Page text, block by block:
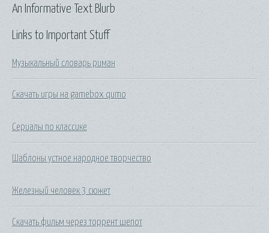
Links to Important Stuff
Музыкальный словарь риман
Скачать игры на gamebox qumo
Сериалы по классике
Шаблоны устное народное творчество
Железный человек 3 сюжет
Скачать фильм через торрент шепот
An Informative Text Blurb